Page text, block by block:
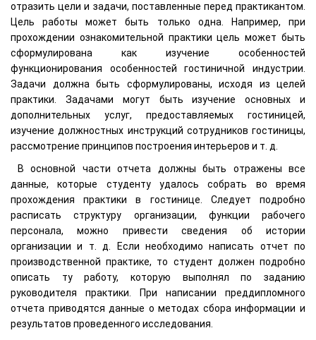
отразить цели и задачи, поставленные перед практикантом.
Цель работы может быть только одна. Например, при
прохождении ознакомительной практики цель может быть
сформулирована как изучение особенностей
функционирования особенностей гостиничной индустрии.
Задачи должна быть сформулированы, исходя из целей
практики. Задачами могут быть изучение основных и
дополнительных услуг, предоставляемых гостиницей,
изучение должностных инструкций сотрудников гостиницы,
рассмотрение принципов построения интерьеров и т. д.
В основной части отчета должны быть отражены все
данные, которые студенту удалось собрать во время
прохождения практики в гостинице. Следует подробно
расписать структуру организации, функции рабочего
персонала, можно привести сведения об истории
организации и т. д. Если необходимо написать отчет по
производственной практике, то студент должен подробно
описать ту работу, которую выполнял по заданию
руководителя практики. При написании преддипломного
отчета приводятся данные о методах сбора информации и
результатов проведенного исследования.